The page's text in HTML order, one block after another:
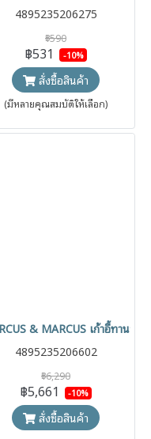
4895235206275
฿590
฿531 -10%
สั่งซื้อสินค้า
(มีหลายคุณสมบัติให้เลือก)
ดด้านหลัง UPF 50+ (12m+)
& MARCUS เก้าอี้ทานข้
4895235206602
฿6,290
฿5,661 -10%
สั่งซื้อสินค้า